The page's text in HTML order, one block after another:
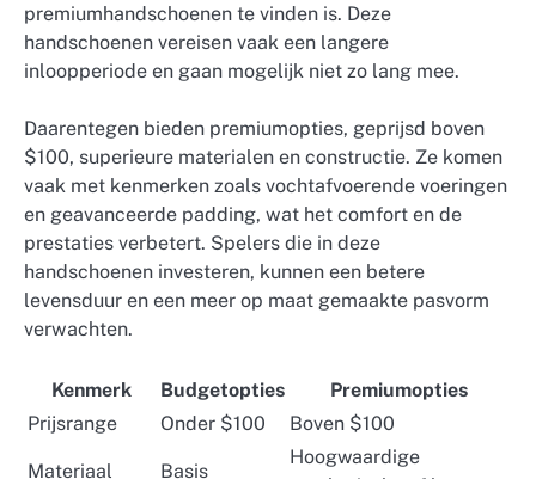
premiumhandschoenen te vinden is. Deze
handschoenen vereisen vaak een langere
inloopperiode en gaan mogelijk niet zo lang mee.
Daarentegen bieden premiumopties, geprijsd boven
$100, superieure materialen en constructie. Ze komen
vaak met kenmerken zoals vochtafvoerende voeringen
en geavanceerde padding, wat het comfort en de
prestaties verbetert. Spelers die in deze
handschoenen investeren, kunnen een betere
levensduur en een meer op maat gemaakte pasvorm
verwachten.
Kenmerk Budgetopties
Premiumopties
Prijsrange
Onder $100 Boven $100
Materiaal
Basis
Hoogwaardige